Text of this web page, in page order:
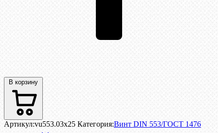
В корзину
Артикул:vu553.03x25 Категория:Винт DIN 553/ГОСТ 1476